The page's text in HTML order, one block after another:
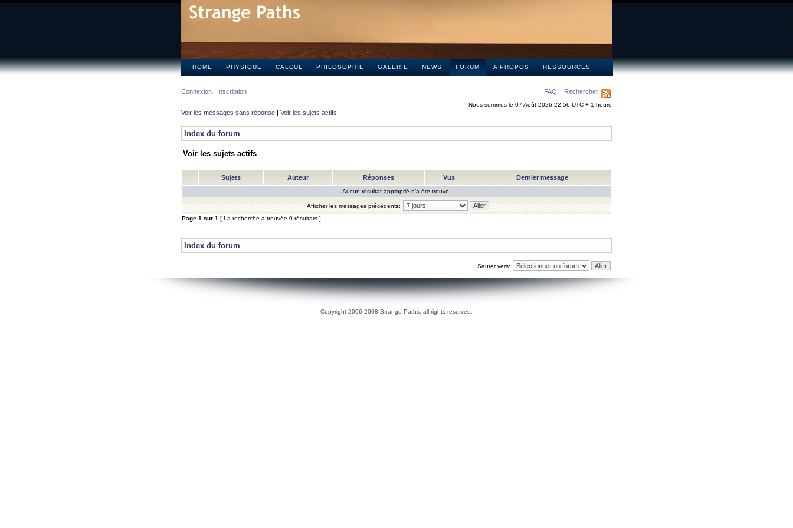
HOME PHYSIQUE CALCUL PHILOSOPHIE GALERIE NEWS FORUM A PROPOS RESSOURCES
FAQ Rechercher
Connexion Inscription
Nous sommes le 07 Août 2026 22:56 UTC + 1 heure
Voir les messages sans réponse | Voir les sujets actifs
Index du forum
Voir les sujets actifs
Sujets Auteur Réponses Vus Dernier message
Aucun résultat approprié n’a été trouvé.
Afficher les messages précédents:
Page 1 sur 1 [ La recherche a trouvée 0 résultats ]
Index du forum
Sauter vers:
Copyright 2006-2008 Strange Paths, all rights reserved.